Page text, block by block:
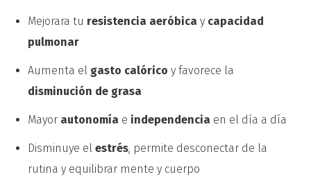
Mejorara tu resistencia aeróbica y capacidad
pulmonar
Aumenta el gasto calórico y favorece la
disminución de grasa
Mayor autonomía e independencia en el día a día
Disminuye el estrés , permite desconectar de la
rutina y equilibrar mente y cuerpo